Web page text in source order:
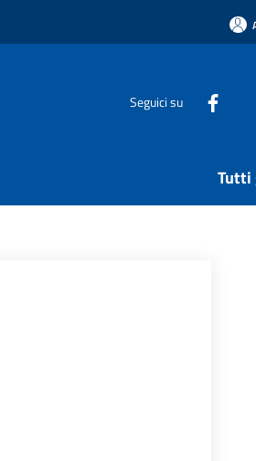
Seguici su
Tutti